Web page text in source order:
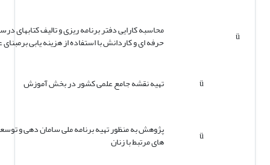
ü محاسبه کارایی دفتر برنامه ریزی و تالیف کتابهای
حرفه ای و کاردانش با استفاده از هزینه یابی
ü تهیه نقشه جامع علمی کشور در بخش آموزش
ü پژوهش به منظور تهیه برنامه ملی سامان دهی و
های مرتبط با زنان